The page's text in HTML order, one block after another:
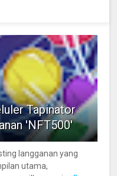
Tapinator
'NFT500'
langganan yang
utama,